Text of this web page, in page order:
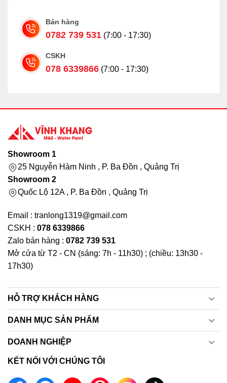
Bán hàng
0782 739 531 (7:00 - 17:30)
CSKH
078 6339866 (7:00 - 17:30)
Showroom 1
25 Nguyễn Hàm Ninh , P. Ba Đồn , Quảng Trị
Showroom 2
Quốc Lộ 12A , P. Ba Đồn , Quảng Trị
Email : tranlong1319@gmail.com
CSKH : 078 6339866
Zalo bán hàng : 0782 739 531
Mở cửa từ T2 - CN (sáng: 7h - 11h30) ; (chiều: 13h30 -
17h30)
HỖ TRỢ KHÁCH HÀNG
DANH MỤC SẢN PHẨM
DOANH NGHIỆP
KẾT NỐI VỚI CHÚNG TÔI